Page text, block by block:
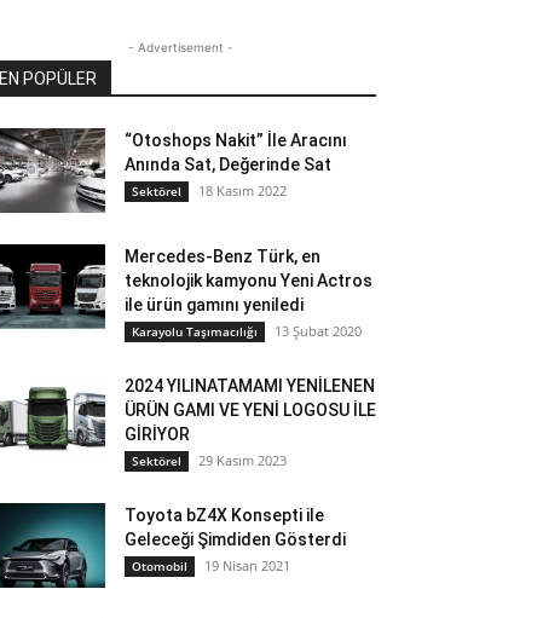
- Advertisement -
EN POPÜLER
“Otoshops Nakit” İle Aracını
Anında Sat, Değerinde Sat
Sektörel 18 Kasım 2022
Mercedes-Benz Türk, en
teknolojik kamyonu Yeni Actros
ile ürün gamını yeniledi
Karayolu Taşımacılığı 13 Şubat 2020
2024 YILINATAMAMI YENİLENEN
ÜRÜN GAMI VE YENİ LOGOSU İLE
GİRİYOR
Sektörel 29 Kasım 2023
Toyota bZ4X Konsepti ile
Geleceği Şimdiden Gösterdi
Otomobil 19 Nisan 2021